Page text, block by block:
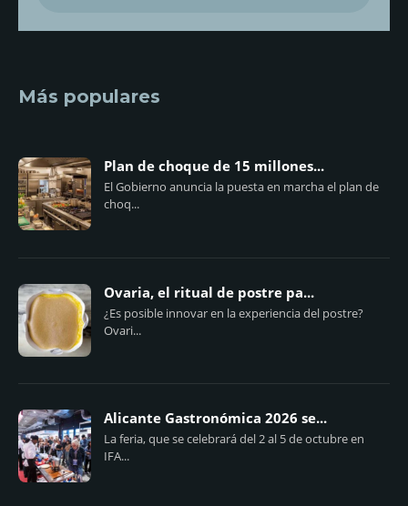
Más populares
Plan de choque de 15 millones...
El Gobierno anuncia la puesta en marcha el plan de
choq...
Ovaria, el ritual de postre pa...
¿Es posible innovar en la experiencia del postre?
Ovari...
Alicante Gastronómica 2026 se...
La feria, que se celebrará del 2 al 5 de octubre en
IFA...